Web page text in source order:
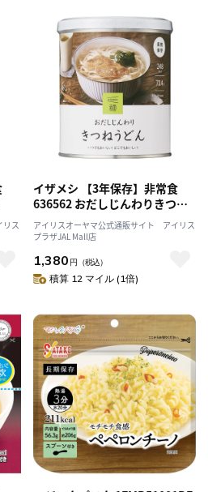
ス
イザメシ 【3年保存】非常食
636562 おだしじんわりきつね
うどん
アイリスオーヤマ公式通販サイト アイリス
プラザJAL Mall店
1,380 円 （税込）
積算 12 マイル (1倍)